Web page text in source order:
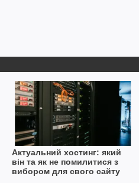
Актуальний хостинг: який
він та як не помилитися з
вибором для свого сайту